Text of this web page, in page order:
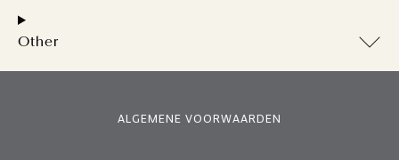
Other
ALGEMENE VOORWAARDEN